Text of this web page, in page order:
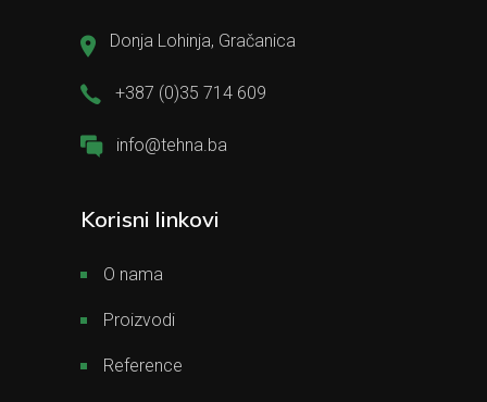
Donja Lohinja, Gračanica
+387 (0)35 714 609
info@tehna.ba
Korisni linkovi
O nama
Proizvodi
Reference